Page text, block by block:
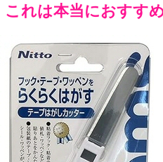
これは本当におすす